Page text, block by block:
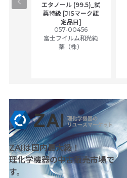
エタノール (99.5)_試
薬特級 [JISマーク認
定品目]
057-00456
富士フイルム和光純
薬（株）
ZAIは国内最大級！
理化学機器の中古販売市場で
す。